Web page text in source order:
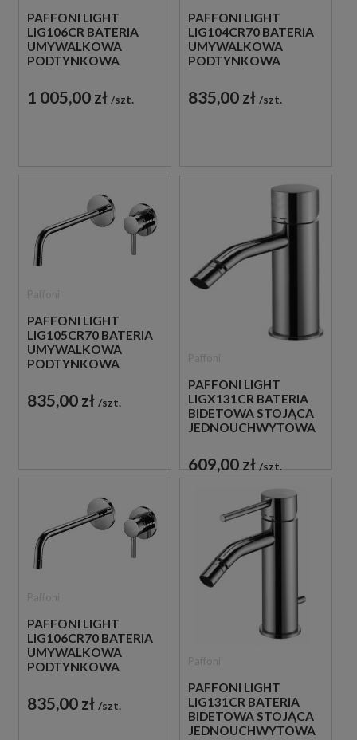
PAFFONI LIGHT
LIG106CR BATERIA
UMYWALKOWA
PODTYNKOWA
CHROM
1 005,00 zł szt.
PAFFONI LIGHT
LIG104CR70 BATERIA
UMYWALKOWA
PODTYNKOWA
CHROM
835,00 zł szt.
PAFFONI LIGHT
LIG105CR70 BATERIA
UMYWALKOWA
PODTYNKOWA
CHROM
835,00 zł szt.
PAFFONI LIGHT
LIGX131CR BATERIA
BIDETOWA STOJĄCA
JEDNOUCHWYTOWA
609,00 zł szt.
PAFFONI LIGHT
LIG106CR70 BATERIA
UMYWALKOWA
PODTYNKOWA
CHROM
835,00 zł szt.
PAFFONI LIGHT
LIG131CR BATERIA
BIDETOWA STOJĄCA
JEDNOUCHWYTOWA